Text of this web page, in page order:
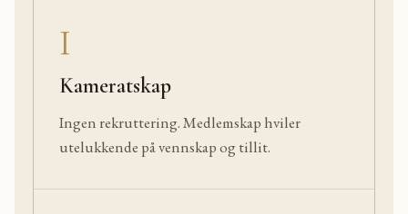
I
Kameratskap
Ingen rekruttering. Medlemskap hviler
utelukkende på vennskap og tillit.